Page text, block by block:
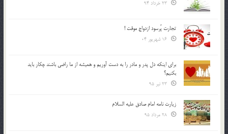
تجارت پُرسود ازدواج موقت !
براي اينكه دل پدر و مادر را به دست آوريم و هميشه از ما راضي باشند چكار بايد
بكنيم؟
زیارت نامه امام صادق علیه السلام